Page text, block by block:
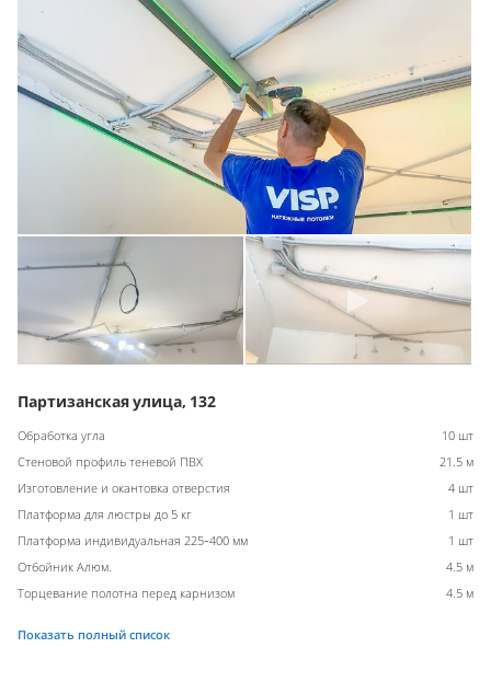
Партизанская улица, 132
Обработка угла
10 шт
Стеновой профиль теневой ПВХ
21.5 м
Изготовление и окантовка отверстия
4 шт
Платформа для люстры до 5 кг
1 шт
Платформа индивидуальная 225-400 мм
1 шт
Отбойник Алюм.
4.5 м
Торцевание полотна перед карнизом
4.5 м
Показать полный список